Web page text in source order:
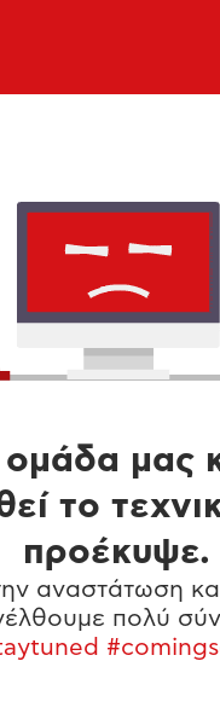
μας
το
προέκυψε.
αναστάτωση
πολύ